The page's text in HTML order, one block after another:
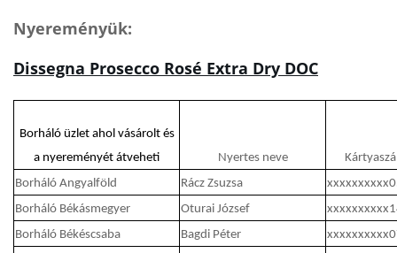
Nyereményük:
Dissegna Prosecco Rosé Extra Dry DOC
Borháló üzlet ahol vásárolt és
a nyereményét átveheti
Nyertes neve
Borháló Angyalföld
Rácz Zsuzsa
Borháló Békásmegyer
Oturai József
Borháló Békéscsaba
Bagdi Péter